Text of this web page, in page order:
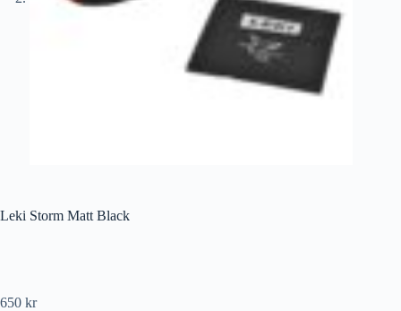
Leki Storm Matt Black
650 kr